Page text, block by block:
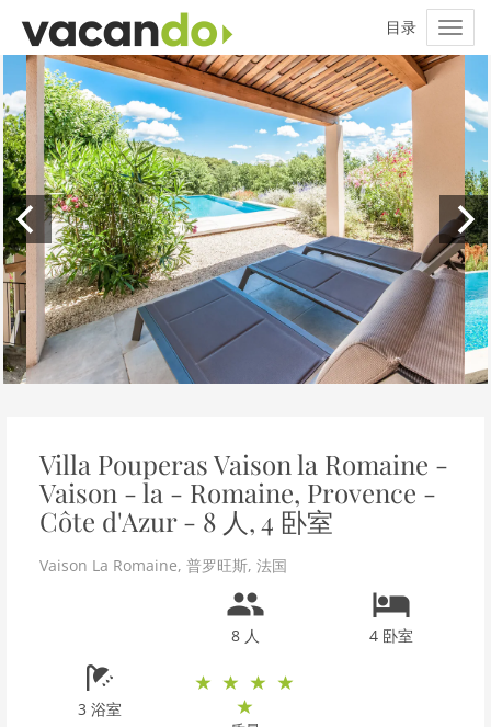
Villa Pouperas Vaison la Romaine -
Vaison - la - Romaine, Provence -
Côte d'Azur - 8 人, 4 卧室
Vaison La Romaine, 普罗旺斯, 法国
8 人 4 卧室
3 浴室